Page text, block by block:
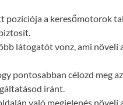
pozíciója a keresőmotorok
látogatót vonz, ami növeli
pontosabban célozd meg
iránt.
való megjelenés növeli